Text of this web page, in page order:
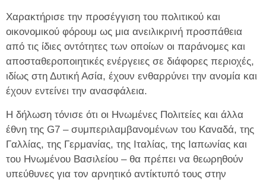
Χαρακτήρισε την προσέγγιση του πολιτικού και
οικονομικού φόρουμ ως μια ανειλικρινή προσπάθεια
από τις ίδιες οντότητες των οποίων οι παράνομες και
αποσταθεροποιητικές ενέργειες σε διάφορες περιοχές,
ιδίως στη Δυτική Ασία, έχουν ενθαρρύνει την ανομία και
έχουν εντείνει την ανασφάλεια.
Η δήλωση τόνισε ότι οι Ηνωμένες Πολιτείες και άλλα
έθνη της G7 – συμπεριλαμβανομένων του Καναδά, της
Γαλλίας, της Γερμανίας, της Ιταλίας, της Ιαπωνίας και
του Ηνωμένου Βασιλείου – θα πρέπει να θεωρηθούν
υπεύθυνες για τον αρνητικό αντίκτυπό τους στην